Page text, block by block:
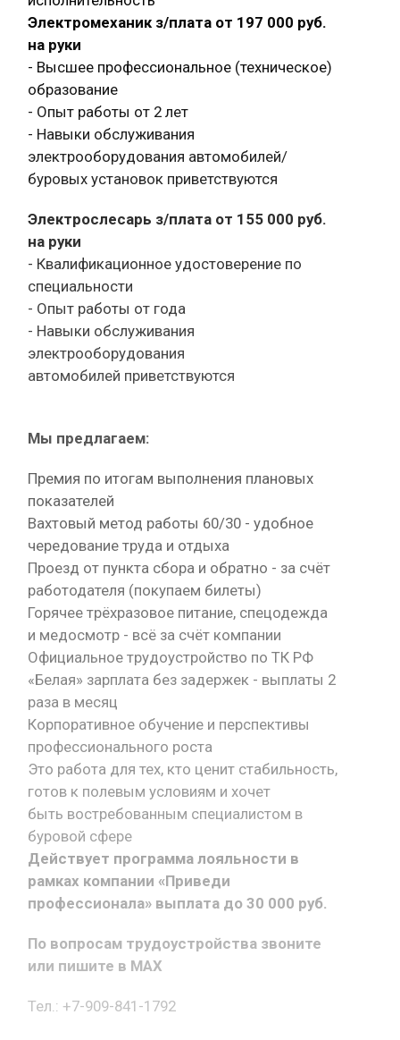
Электромеханик з/плата от 197 000 руб.
на руки
- Высшее профессиональное (техническое)
образование
- Опыт работы от 2 лет
- Навыки обслуживания
электрооборудования автомобилей/
буровых установок приветствуются
Электрослесарь з/плата от 155 000 руб.
на руки
- Квалификационное удостоверение по
специальности
- Опыт работы от года
- Навыки обслуживания
электрооборудования
автомобилей приветствуются
Мы предлагаем:
Премия по итогам выполнения плановых
показателей
Вахтовый метод работы 60/30 - удобное
чередование труда и отдыха
Проезд от пункта сбора и обратно - за счёт
работодателя (покупаем билеты)
Горячее трёхразовое питание, спецодежда
и медосмотр - всё за счёт компании
Официальное трудоустройство по ТК РФ
«Белая» зарплата без задержек - выплаты 2
раза в месяц
Корпоративное обучение и перспективы
профессионального роста
Это работа для тех, кто ценит стабильность,
готов к полевым условиям и хочет
быть востребованным специалистом в
буровой сфере
Действует программа лояльности в
рамках компании «Приведи
профессионала» выплата до 30 000 руб.
По вопросам трудоустройства звоните
или пишите в MAX
Тел.: +7-909-841-1792